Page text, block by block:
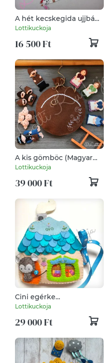
A hét kecskegida ujjbáb
készlet
Lottikuckoja
16 500 Ft
A kis gömböc (Magyar
népmesék) ujjbáb
Lottikuckoja
39 000 Ft
Cini egérke
könyvesboltja interaktív
lapozható könyv,
játszókönyv, bábszínház
Lottikuckoja
29 000 Ft